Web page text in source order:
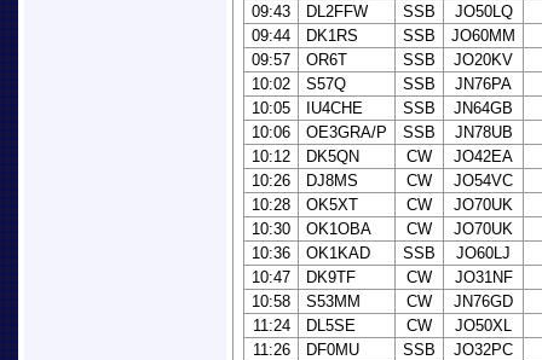
09:43
DL2FFW SSB
JO50LQ
09:44
DK1RS SSB
JO60MM
09:57
OR6T SSB
JO20KV
10:02
S57Q SSB
JN76PA
10:05
IU4CHE SSB
JN64GB
10:06
OE3GRA/P SSB
JN78UB
10:12
DK5QN CW
JO42EA
10:26
DJ8MS CW
JO54VC
10:28
OK5XT CW
JO70UK
10:30
OK1OBA CW
JO70UK
10:36
OK1KAD SSB
JO60LJ
10:47
DK9TF CW
JO31NF
10:58
S53MM CW
JN76GD
11:24
DL5SE CW
JO50XL
11:26
DF0MU SSB
JO32PC